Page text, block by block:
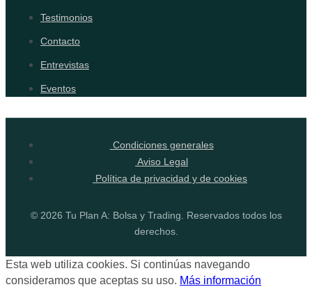
Testimonios
Contacto
Entrevistas
Eventos
Condiciones generales
Aviso Legal
Política de privacidad y de cookies
© 2026 Tu Plan A: Bolsa y Trading. Reservados todos los
derechos.
Esta web utiliza cookies. Si continúas navegando
consideramos que aceptas su uso. Más información